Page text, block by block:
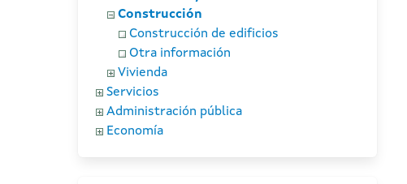
Construcción
Construcción de edificios
Otra información
Vivienda
Servicios
Administración pública
Economía